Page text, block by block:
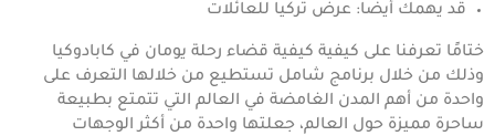
قد يهمك أيضًا: عرض تركيا للعائلات
ختامًا تعرفنا على كيفية كيفية قضاء رحلة يومان في كابادوكيا
وذلك من خلال برنامج شامل تستطيع من خلالها التعرف على
واحدة من أهم المدن الغامضة في العالم التي تتمتع بطبيعة
ساحرة مميزة حول العالم، جعلتها واحدة من أكثر الوجهات